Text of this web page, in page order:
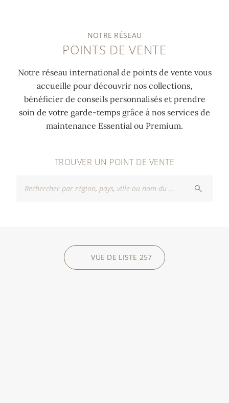
NOTRE RÉSEAU
POINTS DE VENTE
Notre réseau international de points de vente vous
accueille pour découvrir nos collections,
bénéficier de conseils personnalisés et prendre
soin de votre garde-temps grâce à nos services de
maintenance Essential ou Premium.
TROUVER UN POINT DE VENTE
VUE DE LISTE 257